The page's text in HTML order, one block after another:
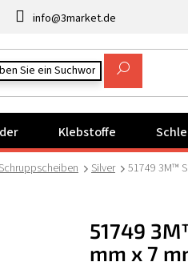
info@3market.de
Klebstoffe
Silver 51749 3M™
51749
mm x 7